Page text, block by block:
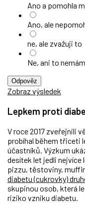
Ano a pomohla
Ano, ale
ne, ale zvažuji to
Ne, ani to
Odpověz
Zobraz výsledek
Lepkem proti
V roce 2017 zveřejnili
probíhal během třiceti
účastníků. Výzkum
desítek let jedli nejvíce
pizzu, těstoviny,
diabetu (cukrovky)
skupinou osob, která
riziko vzniku diabetu.